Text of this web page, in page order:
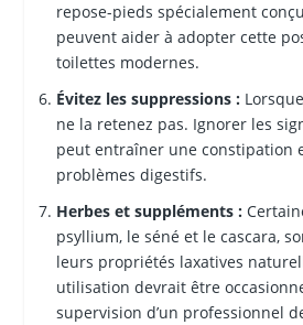
repose-pieds spécialement
peuvent aider à adopter cette
toilettes modernes.
Évitez les suppressions :
ne la retenez pas. Ignorer les
peut entraîner une constipation
problèmes digestifs.
Herbes et suppléments :
psyllium, le séné et le cascara,
leurs propriétés laxatives
utilisation devrait être
supervision d’un professionnel